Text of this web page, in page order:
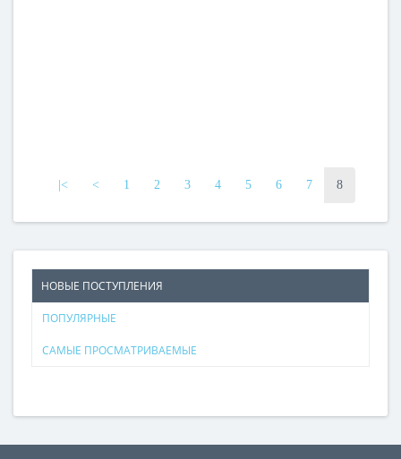
|< < 1 2 3 4 5 6 7 8
НОВЫЕ ПОСТУПЛЕНИЯ
ПОПУЛЯРНЫЕ
САМЫЕ ПРОСМАТРИВАЕМЫЕ